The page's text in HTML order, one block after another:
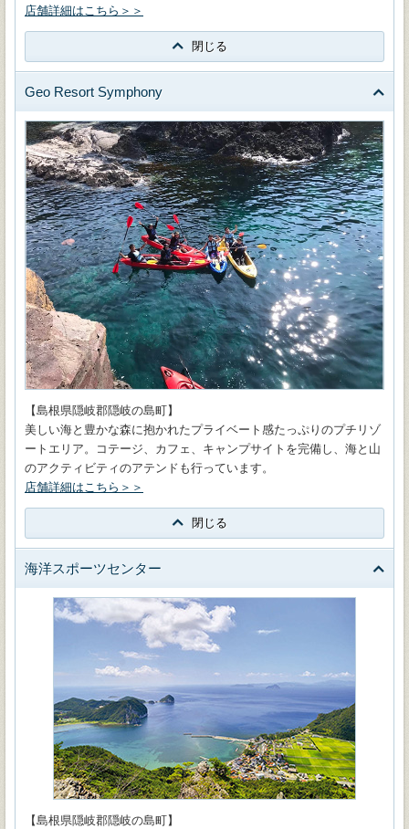
店舗詳細はこちら＞＞
閉じる
Geo Resort Symphony
【島根県隠岐郡隠岐の島町】
美しい海と豊かな森に抱かれたプライベート感たっぷりのプチリゾ
ートエリア。コテージ、カフェ、キャンプサイトを完備し、海と山
のアクティビティのアテンドも行っています。
店舗詳細はこちら＞＞
閉じる
海洋スポーツセンター
【島根県隠岐郡隠岐の島町】